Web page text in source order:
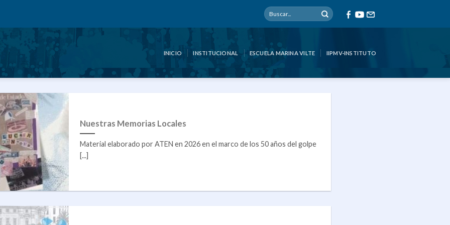
INICIO INSTITUCIONAL ESCUELA MARINA VILTE IIPMV-INSTITUTO
Nuestras Memorias Locales
Material elaborado por ATEN en 2026 en el marco de los 50 años del golpe
[...]